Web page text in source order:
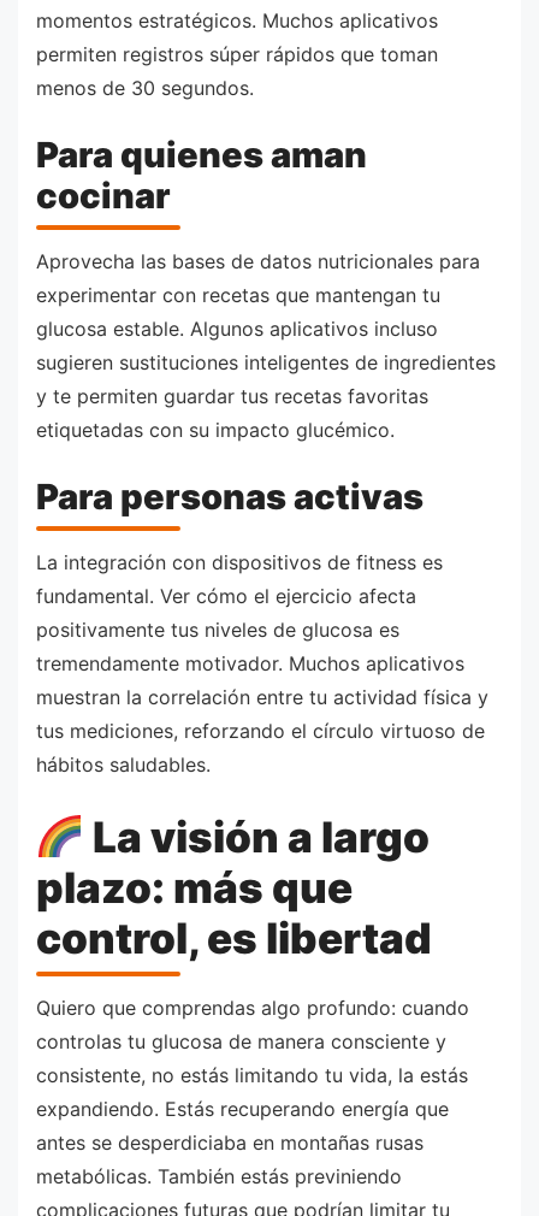
momentos estratégicos. Muchos aplicativos
permiten registros súper rápidos que toman
menos de 30 segundos.
Para quienes aman
cocinar
Aprovecha las bases de datos nutricionales para
experimentar con recetas que mantengan tu
glucosa estable. Algunos aplicativos incluso
sugieren sustituciones inteligentes de ingredientes
y te permiten guardar tus recetas favoritas
etiquetadas con su impacto glucémico.
Para personas activas
La integración con dispositivos de fitness es
fundamental. Ver cómo el ejercicio afecta
positivamente tus niveles de glucosa es
tremendamente motivador. Muchos aplicativos
muestran la correlación entre tu actividad física y
tus mediciones, reforzando el círculo virtuoso de
hábitos saludables.
La visión a largo
plazo: más que
control, es libertad
Quiero que comprendas algo profundo: cuando
controlas tu glucosa de manera consciente y
consistente, no estás limitando tu vida, la estás
expandiendo. Estás recuperando energía que
antes se desperdiciaba en montañas rusas
metabólicas. También estás previniendo
complicaciones futuras que podrían limitar tu